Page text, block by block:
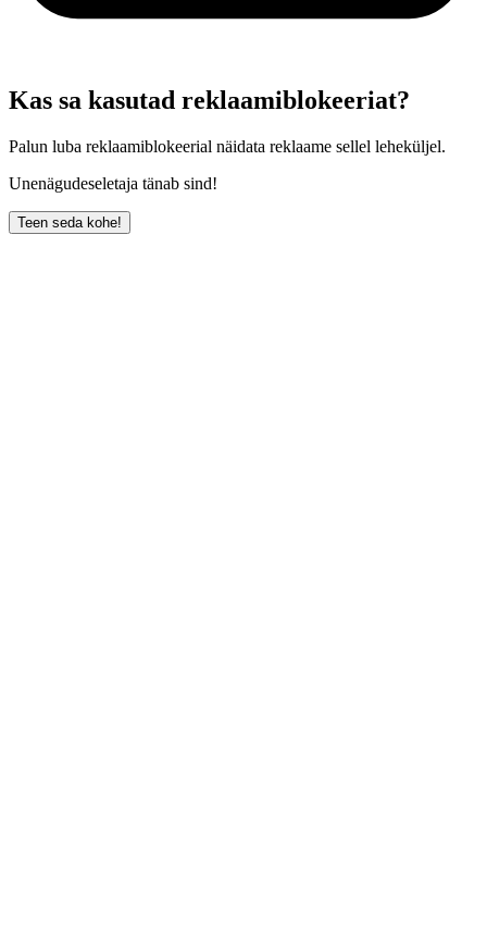
Kas sa kasutad reklaamiblokeeriat?
Palun luba reklaamiblokeerial näidata reklaame sellel leheküljel.
Unenägudeseletaja tänab sind!
Teen seda kohe!